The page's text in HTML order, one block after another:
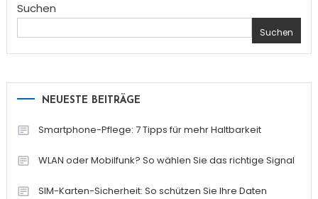
Suchen
Suchen
NEUESTE BEITRÄGE
Smartphone-Pflege: 7 Tipps für mehr Haltbarkeit
WLAN oder Mobilfunk? So wählen Sie das richtige Signal
SIM-Karten-Sicherheit: So schützen Sie Ihre Daten